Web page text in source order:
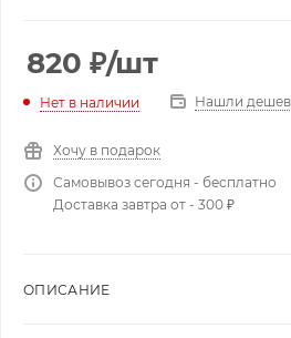
820 ₽/шт
Нет в наличии Нашли
Хочу в подарок
Самовывоз сегодня - бесплатно
Доставка завтра от - 300 ₽
ОПИСАНИЕ